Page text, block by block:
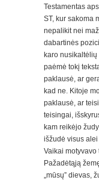
Testamentas
ST, kur sakoma
nepalikit nei
dabartinės
karo
paėmė tokį
paklausė, ar
kad ne. Kitoje
paklausė, ar
teisingai,
kam reikėjo
išžudė visus
Vaikai
Pažadėtąją
„mūsų” dievas,